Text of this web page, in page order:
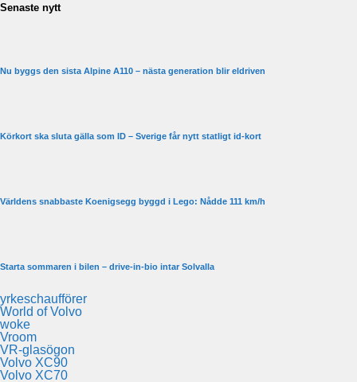
Senaste nytt
Nu byggs den sista Alpine A110 – nästa generation blir eldriven
Körkort ska sluta gälla som ID – Sverige får nytt statligt id-kort
Världens snabbaste Koenigsegg byggd i Lego: Nådde 111 km/h
Starta sommaren i bilen – drive-in-bio intar Solvalla
yrkeschaufförer
World of Volvo
woke
Vroom
VR-glasögon
Volvo XC90
Volvo XC70